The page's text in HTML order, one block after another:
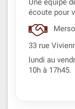
Une équipe
écoute pour
33 rue
lundi au
10h à 17h45.